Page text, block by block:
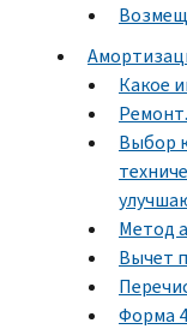
Какое
Ремонт.
Выбор
Метод
Вычет
Форма